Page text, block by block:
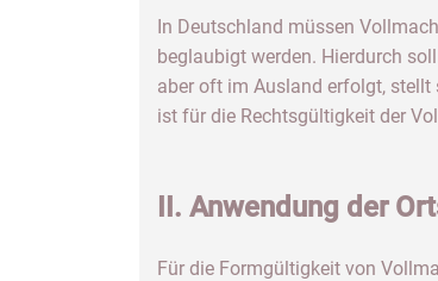
In Deutschland müssen
beglaubigt werden. Hierdurch
aber oft im Ausland erfolgt, stellt
ist für die Rechtsgültigkeit der
II. Anwendung der
Für die Formgültigkeit von